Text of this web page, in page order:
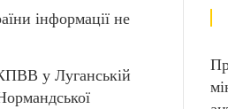
інформації не
у Луганській